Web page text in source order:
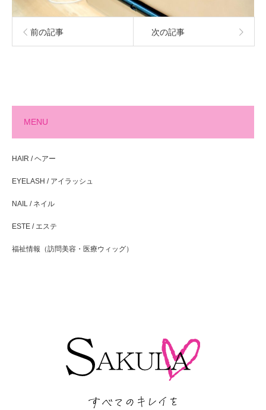
前の記事 次の記事
MENU
HAIR / ヘアー
EYELASH / アイラッシュ
NAIL / ネイル
ESTE / エステ
福祉情報（訪問美容・医療ウィッグ）